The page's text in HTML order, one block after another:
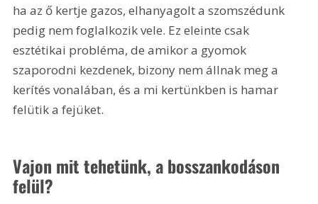
ha az ő kertje gazos, elhanyagolt a szomszédunk
pedig nem foglalkozik vele. Ez eleinte csak
esztétikai probléma, de amikor a gyomok
szaporodni kezdenek, bizony nem állnak meg a
kerítés vonalában, és a mi kertünkben is hamar
felütik a fejüket.
Vajon mit tehetünk, a bosszankodáson
felül?